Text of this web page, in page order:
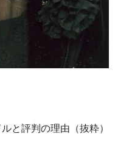
と評判の理由（抜粋）